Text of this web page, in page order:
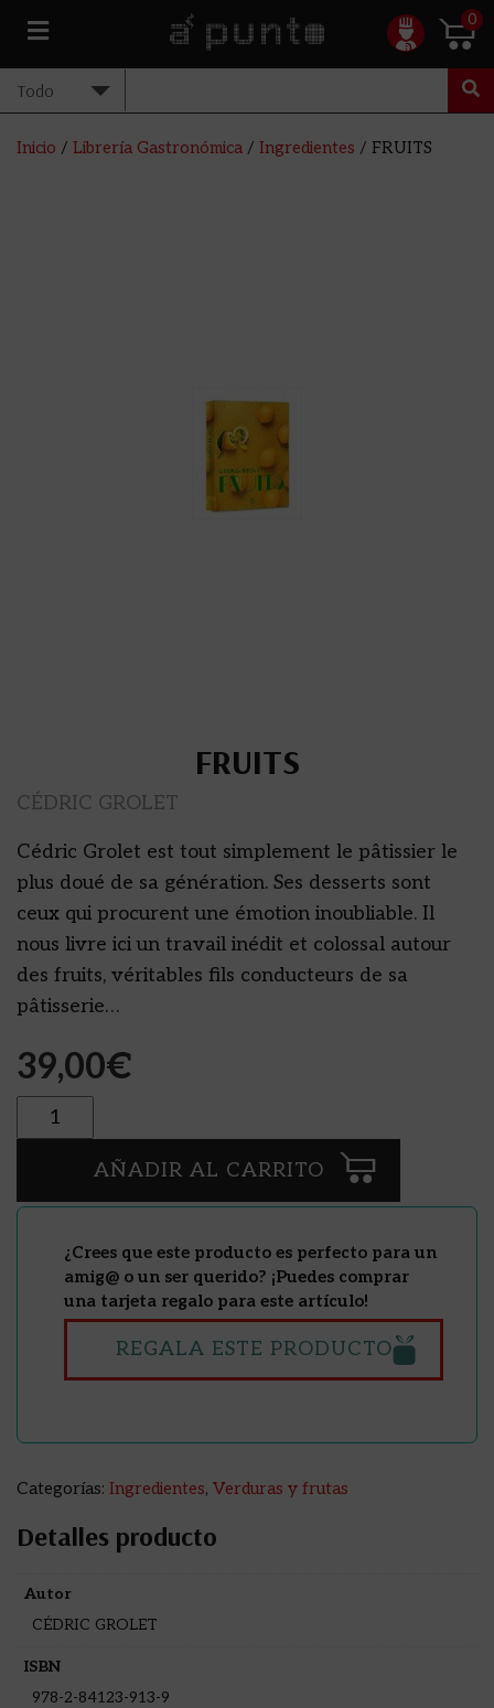
0
Inicio / Librería Gastronómica / Ingredientes / FRUITS
FRUITS
CÉDRIC GROLET
Cédric Grolet est tout simplement le pâtissier le
plus doué de sa génération. Ses desserts sont
ceux qui procurent une émotion inoubliable. Il
nous livre ici un travail inédit et colossal autour
des fruits, véritables fils conducteurs de sa
pâtisserie…
39,00€
Cantidad
AÑADIR AL CARRITO
¿Crees que este producto es perfecto para un
amig@ o un ser querido? ¡Puedes comprar
una tarjeta regalo para este artículo!
REGALA ESTE PRODUCTO
Categorías: Ingredientes, Verduras y frutas
Detalles producto
Autor
CÉDRIC GROLET
ISBN
978-2-84123-913-9